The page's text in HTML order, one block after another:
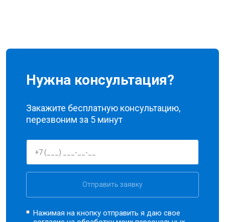
Нужна консультация?
Закажите бесплатную консультацию,
перезвоним за 5 минут
Отправить заявку
Нажимая на кнопку отправить я даю свое